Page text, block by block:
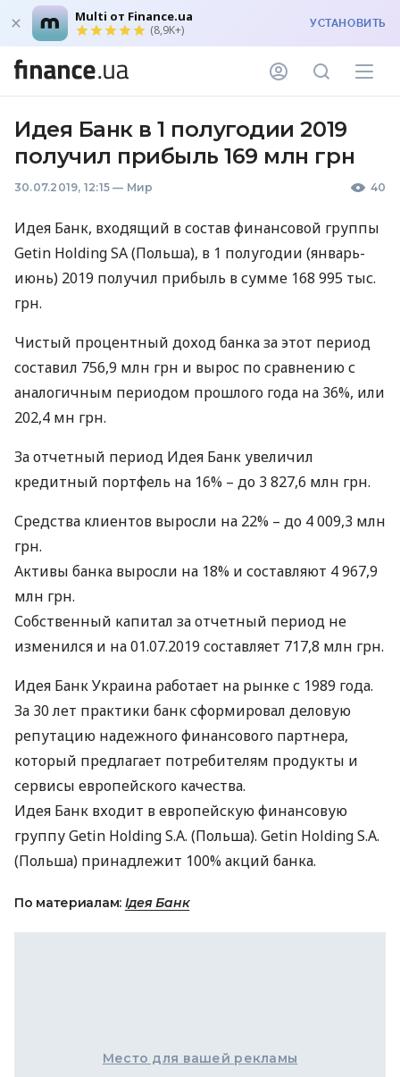
Multi от Finance.ua
(8,9K+) УСТАНОВИТЬ
Идея Банк в 1 полугодии 2019
получил прибыль 169 млн грн
30.07.2019, 12:15 — Мир 40
Идея Банк, входящий в состав финансовой группы
Getin Holding SA (Польша), в 1 полугодии (январь-
июнь) 2019 получил прибыль в сумме 168 995 тыс.
грн.
Чистый процентный доход банка за этот период
составил 756,9 млн грн и вырос по сравнению с
аналогичным периодом прошлого года на 36%, или
202,4 мн грн.
За отчетный период Идея Банк увеличил
кредитный портфель на 16% – до 3 827,6 млн грн.
Средства клиентов выросли на 22% – до 4 009,3 млн
грн.
Активы банка выросли на 18% и составляют 4 967,9
млн грн.
Собственный капитал за отчетный период не
изменился и на 01.07.2019 составляет 717,8 млн грн.
Идея Банк Украина работает на рынке с 1989 года.
За 30 лет практики банк сформировал деловую
репутацию надежного финансового партнера,
который предлагает потребителям продукты и
сервисы европейского качества.
Идея Банк входит в европейскую финансовую
группу Getin Holding S.A. (Польша). Getin Holding S.A.
(Польша) принадлежит 100% акций банка.
По материалам: Ідея Банк
Место для вашей рекламы